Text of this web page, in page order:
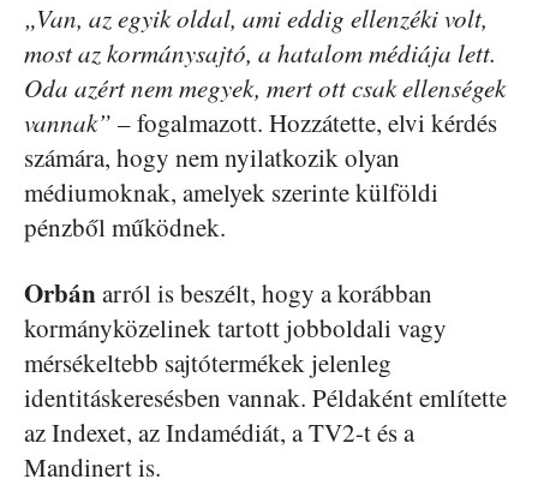
„Van, az egyik oldal, ami eddig ellenzéki volt,
most az kormánysajtó, a hatalom médiája lett.
Oda azért nem megyek, mert ott csak ellenségek
vannak” – fogalmazott. Hozzátette, elvi kérdés
számára, hogy nem nyilatkozik olyan
médiumoknak, amelyek szerinte külföldi
pénzből működnek.
Orbánarról is beszélt, hogy a korábban
kormányközelinek tartott jobboldali vagy
mérsékeltebb sajtótermékek jelenleg
identitáskeresésben vannak. Példaként említette
az Indexet, az Indamédiát, a TV2-t és a
Mandinert is.